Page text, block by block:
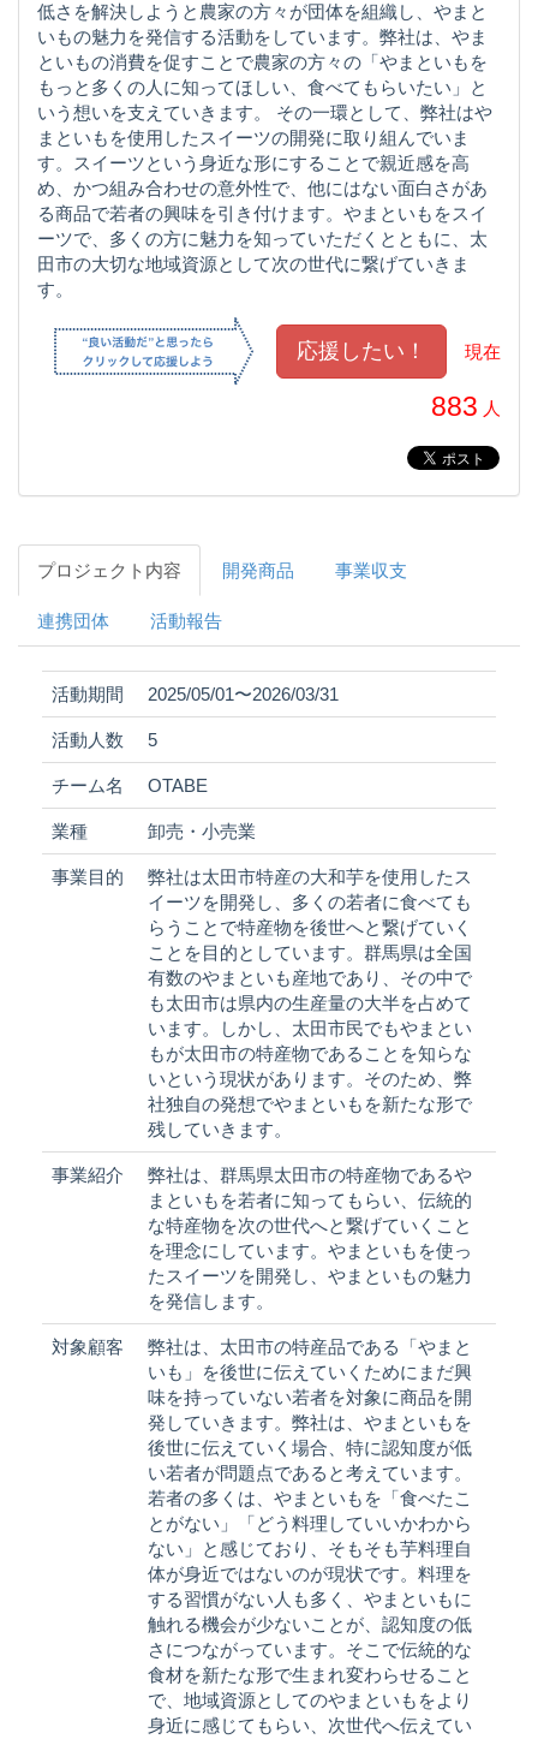
低さを解決しようと農家の方々が団体を組織し、やまと
いもの魅力を発信する活動をしています。弊社は、やま
といもの消費を促すことで農家の方々の「やまといもを
もっと多くの人に知ってほしい、食べてもらいたい」と
いう想いを支えていきます。 その一環として、弊社はや
まといもを使用したスイーツの開発に取り組んでいま
す。スイーツという身近な形にすることで親近感を高
め、かつ組み合わせの意外性で、他にはない面白さがあ
る商品で若者の興味を引き付けます。やまといもをスイ
ーツで、多くの方に魅力を知っていただくとともに、太
田市の大切な地域資源として次の世代に繋げていきま
す。
現在
883 人
プロジェクト内容 開発商品 事業収支
連携団体 活動報告
活動期間 2025/05/01〜2026/03/31
活動人数 5
チーム名 OTABE
業種 卸売・小売業
事業目的
弊社は太田市特産の大和芋を使用したス
イーツを開発し、多くの若者に食べても
らうことで特産物を後世へと繋げていく
ことを目的としています。群馬県は全国
有数のやまといも産地であり、その中で
も太田市は県内の生産量の大半を占めて
います。しかし、太田市民でもやまとい
もが太田市の特産物であることを知らな
いという現状があります。そのため、弊
社独自の発想でやまといもを新たな形で
残していきます。
事業紹介
弊社は、群馬県太田市の特産物であるや
まといもを若者に知ってもらい、伝統的
な特産物を次の世代へと繋げていくこと
を理念にしています。やまといもを使っ
たスイーツを開発し、やまといもの魅力
を発信します。
対象顧客
弊社は、太田市の特産品である「やまと
いも」を後世に伝えていくためにまだ興
味を持っていない若者を対象に商品を開
発していきます。弊社は、やまといもを
後世に伝えていく場合、特に認知度が低
い若者が問題点であると考えています。
若者の多くは、やまといもを「食べたこ
とがない」「どう料理していいかわから
ない」と感じており、そもそも芋料理自
体が身近ではないのが現状です。料理を
する習慣がない人も多く、やまといもに
触れる機会が少ないことが、認知度の低
さにつながっています。そこで伝統的な
食材を新たな形で生まれ変わらせること
で、地域資源としてのやまといもをより
身近に感じてもらい、次世代へ伝えてい